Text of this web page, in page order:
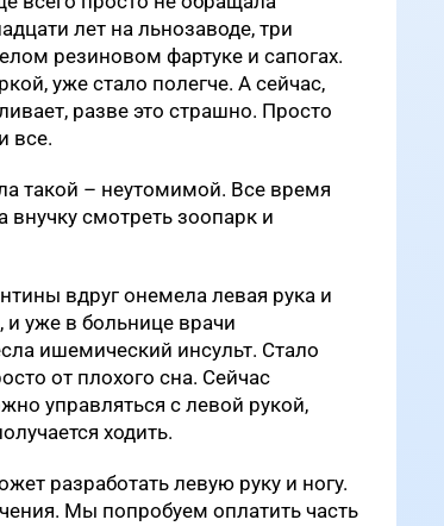
лет на льнозаводе, три
резиновом фартуке и сапогах.
уже стало полегче. А сейчас,
разве это страшно. Просто
все.
такой – неутомимой. Все время
внучку смотреть зоопарк и
вдруг онемела левая рука и
и уже в больнице врачи
ишемический инсульт. Стало
от плохого сна. Сейчас
управляться с левой рукой,
ходить.
разработать левую руку и ногу.
Мы попробуем оплатить часть